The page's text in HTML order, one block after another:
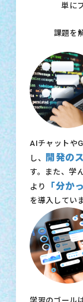
単に
課題を
AIチャットや
し、
開発の
す。また、学
より
「分か
を導入してい